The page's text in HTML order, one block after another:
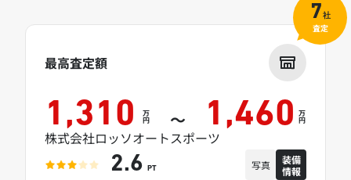
最高査定額
1,310 万
円 ～ 1,460 万
円
株式会社ロッソオートスポーツ
2.6 PT 写真
装備
情報
7社
査定